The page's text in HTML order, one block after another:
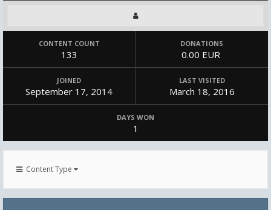
CONTENT COUNT
133
DONATIONS
0.00 EUR
JOINED
September 17, 2014
LAST VISITED
March 18, 2016
DAYS WON
1
Content Type